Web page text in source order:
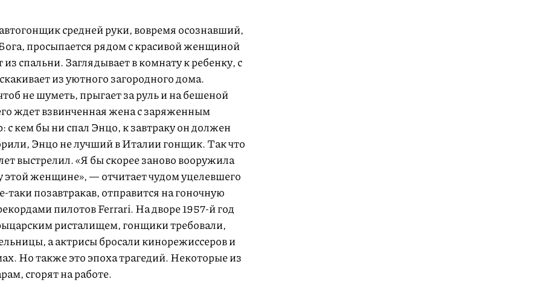
средней руки, вовремя осознавший,
просыпается рядом с красивой женщиной
спальни. Заглядывает в комнату к ребенку, с
из уютного загородного дома.
не шуметь, прыгает за руль и на бешеной
ждет взвинченная жена с заряженным
с кем бы ни спал Энцо, к завтраку он должен
Энцо не лучший в Италии гонщик. Так что
выстрелил. «Я бы скорее заново вооружила
женщине», — отчитает чудом уцелевшего
таки позавтракав, отправится на гоночную
пилотов Ferrari. На дворе 1957-й год
ристалищем, гонщики требовали,
а актрисы бросали кинорежиссеров и
Но также это эпоха трагедий. Некоторые из
сгорят на работе.